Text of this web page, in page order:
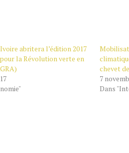
abritera l’édition 2017
la Révolution verte en
chevet
7
Dans